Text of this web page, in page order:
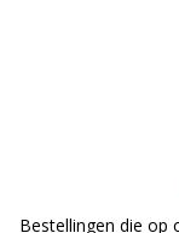
Bestellingen die op